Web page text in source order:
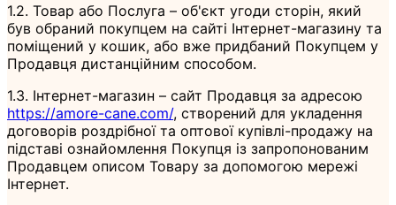
1.2. Товар або Послуга – об'єкт угоди сторін, який
був обраний покупцем на сайті Інтернет-магазину та
поміщений у кошик, або вже придбаний Покупцем у
Продавця дистанційним способом.
1.3. Інтернет-магазин – сайт Продавця за адресою
https://amore-cane.com/, створений для укладення
договорів роздрібної та оптової купівлі-продажу на
підставі ознайомлення Покупця із запропонованим
Продавцем описом Товару за допомогою мережі
Інтернет.